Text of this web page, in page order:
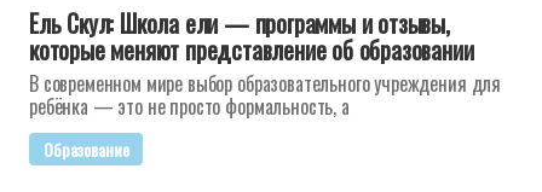
Ель Скул: Школа ели — программы и отзывы,
которые меняют представление об образовании
В современном мире выбор образовательного учреждения для
ребёнка — это не просто формальность, а
Образование